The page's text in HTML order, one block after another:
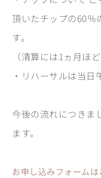
頂いたチップの60％
す。
（清算には1ヵ月ほ
・リハーサルは当日
今後の流れにつきま
ます。
お申し込みフォームは